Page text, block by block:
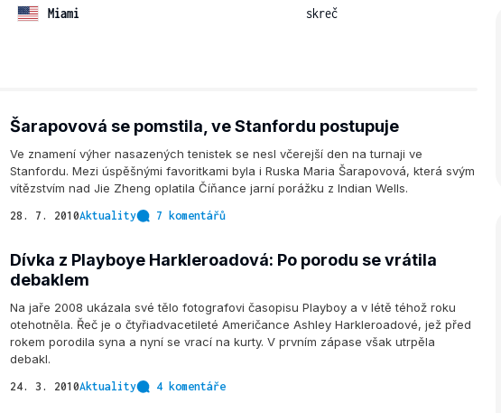
Miami skreč
Šarapovová se pomstila, ve Stanfordu postupuje
Ve znamení výher nasazených tenistek se nesl včerejší den na turnaji ve
Stanfordu. Mezi úspěšnými favoritkami byla i Ruska Maria Šarapovová, která svým
vítězstvím nad Jie Zheng oplatila Číňance jarní porážku z Indian Wells.
28. 7. 2010Aktuality 7 komentářů
Dívka z Playboye Harkleroadová: Po porodu se vrátila
debaklem
Na jaře 2008 ukázala své tělo fotografovi časopisu Playboy a v létě téhož roku
otehotněla. Řeč je o čtyřiadvacetileté Američance Ashley Harkleroadové, jež před
rokem porodila syna a nyní se vrací na kurty. V prvním zápase však utrpěla
debakl.
24. 3. 2010Aktuality 4 komentáře